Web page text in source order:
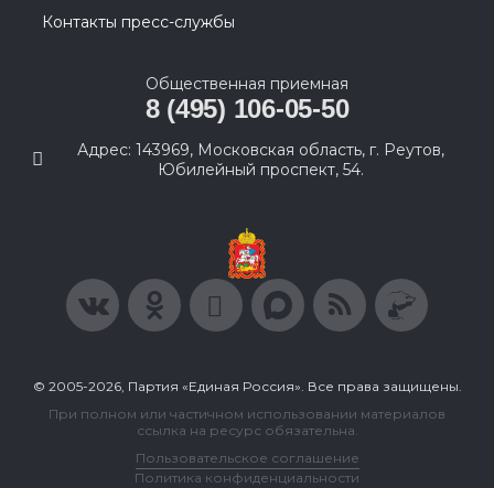
Контакты пресс-службы
Общественная приемная
8 (495) 106-05-50
Адрес: 143969, Московская область, г. Реутов,
Юбилейный проспект, 54.
© 2005-2026, Партия «Единая Россия». Все права защищены.
При полном или частичном использовании материалов
ссылка на ресурс обязательна.
Пользовательское соглашение
Политика конфиденциальности